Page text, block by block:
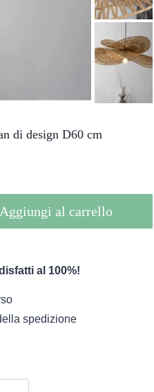
di design D60 cm
Aggiungi al carrello
al 100%!
spedizione